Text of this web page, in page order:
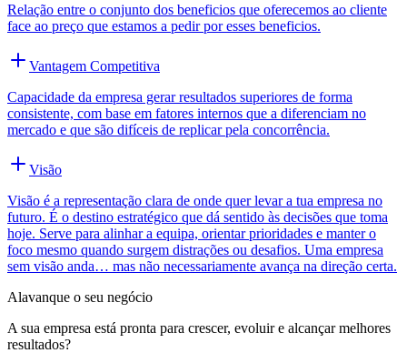
Relação entre o conjunto dos beneficios que oferecemos ao cliente
face ao preço que estamos a pedir por esses beneficios.
Vantagem Competitiva
Capacidade da empresa gerar resultados superiores de forma
consistente, com base em fatores internos que a diferenciam no
mercado e que são difíceis de replicar pela concorrência.
Visão
Visão é a representação clara de onde quer levar a tua empresa no
futuro. É o destino estratégico que dá sentido às decisões que toma
hoje. Serve para alinhar a equipa, orientar prioridades e manter o
foco mesmo quando surgem distrações ou desafios. Uma empresa
sem visão anda… mas não necessariamente avança na direção certa.
Alavanque o seu negócio
A sua empresa está pronta para crescer, evoluir e alcançar melhores
resultados?